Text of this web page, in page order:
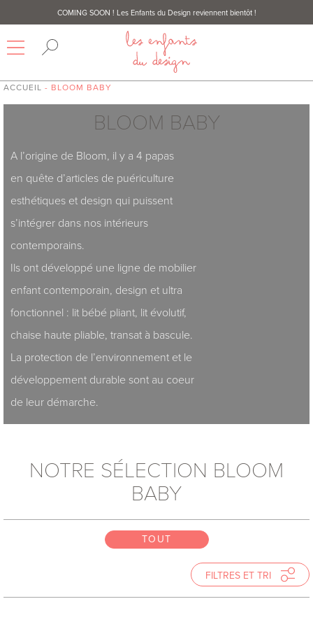
COMING SOON ! Les Enfants du Design reviennent bientôt !
ACCUEIL - BLOOM BABY
BLOOM BABY
A l’origine de Bloom, il y a 4 papas
en quête d’articles de puériculture
esthétiques et design qui puissent
s’intégrer dans nos intérieurs
contemporains.
Ils ont développé une ligne de mobilier
enfant contemporain, design et ultra
fonctionnel : lit bébé pliant, lit évolutif,
chaise haute pliable, transat à bascule.
La protection de l’environnement et le
développement durable sont au coeur
de leur démarche.
NOTRE SÉLECTION BLOOM
BABY
TOUT
FILTRES ET TRI